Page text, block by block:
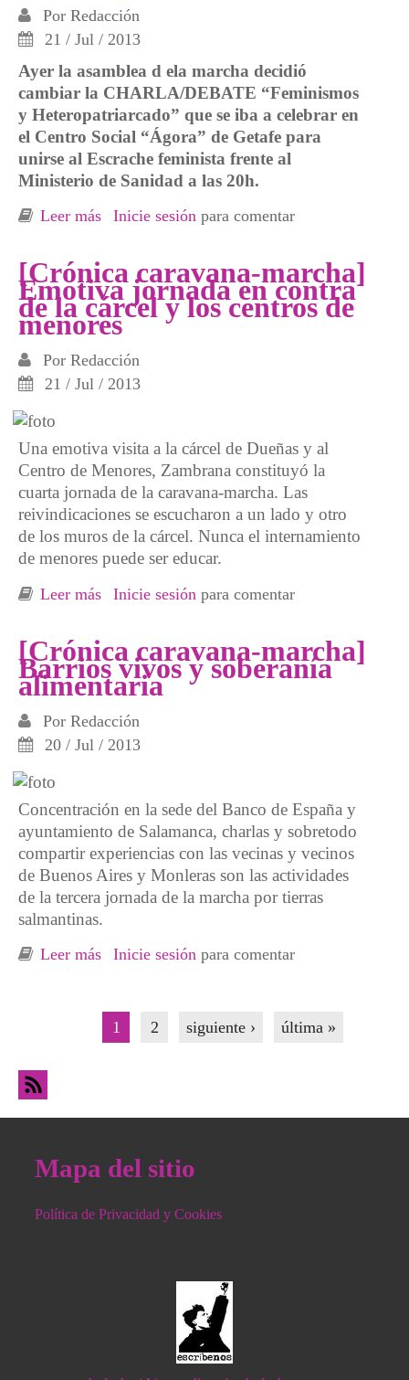
Por Redacción
21 / Jul / 2013
Ayer la asamblea d ela marcha decidió
cambiar la CHARLA/DEBATE “Feminismos
y Heteropatriarcado” que se iba a celebrar en
el Centro Social “Ágora” de Getafe para
unirse al Escrache feminista frente al
Ministerio de Sanidad a las 20h.
Leer más sobre Cambio en la caravana-marcha para
Inicie sesión para comentar
[Crónica caravana-marcha]
Emotiva jornada en contra
de la cárcel y los centros de
menores
Por Redacción
21 / Jul / 2013
Una emotiva visita a la cárcel de Dueñas y al
Centro de Menores, Zambrana constituyó la
cuarta jornada de la caravana-marcha. Las
reivindicaciones se escucharon a un lado y otro
de los muros de la cárcel. Nunca el internamiento
de menores puede ser educar.
Leer más sobre [Crónica caravana-marcha] Emotiva
Inicie sesión para comentar
[Crónica caravana-marcha]
Barrios vivos y soberanía
alimentaria
Por Redacción
20 / Jul / 2013
Concentración en la sede del Banco de España y
ayuntamiento de Salamanca, charlas y sobretodo
compartir experiencias con las vecinas y vecinos
de Buenos Aires y Monleras son las actividades
de la tercera jornada de la marcha por tierras
salmantinas.
Leer más sobre [Crónica caravana-marcha] Barrios
Inicie sesión para comentar
Páginas1 2 siguiente › última »
Mapa del sitio
Política de Privacidad y Cookies